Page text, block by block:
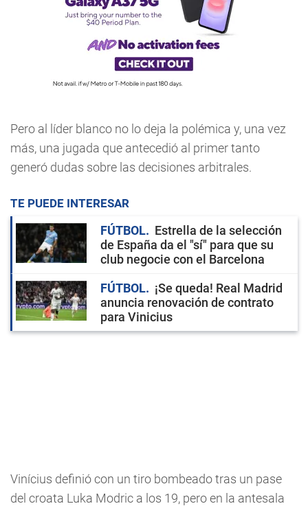
Pero al líder blanco no lo deja la polémica y, una vez
más, una jugada que antecedió al primer tanto
generó dudas sobre las decisiones arbitrales.
TE PUEDE INTERESAR
FÚTBOL
Estrella de la selección
de España da el "sí" para que su
club negocie con el Barcelona
FÚTBOL
¡Se queda! Real Madrid
anuncia renovación de contrato
para Vinicius
Vinícius definió con un tiro bombeado tras un pase
del croata Luka Modric a los 19, pero en la antesala